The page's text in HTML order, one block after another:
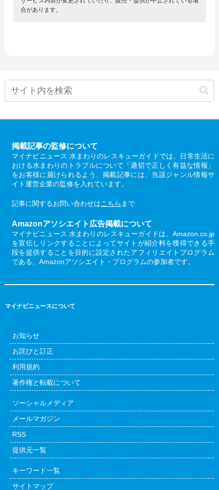
合があります。
掲載記事の監修について
マイナビニュース 水まわりのレスキューガイドでは、日常生活に
おける水まわりのトラブルについて「適切で正しく有益な情報」
をお客様に届けられるよう、掲載記事には、当該ジャンル情報サ
イト運営企業の監修を入れています。
記事に関するお問い合わせはこちら まで
Amazonアソシエイト広告掲載について
マイナビニュース 水まわりのレスキューガイドは、Amazon.co.jp
を宣伝しリンクすることによってサイトが紹介料を獲得できる手
段を提供することを目的に設定されたアフィリエイトプログラム
である、Amazonアソシエイト・プログラムの参加者です。
マイナビニュースについて
お知らせ
お詫びと訂正
利用規約
著作権と転載について
ソーシャルメディア
メールマガジン
RSS
提供元一覧
キーワード一覧
サイトマップ